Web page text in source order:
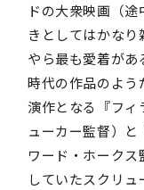
ドの大衆映画（
きとしてはかなり
やら最も愛着があ
時代の作品のよう
演作となる『フィ
ューカー監督）
ワード・ホーク
していたスクリ